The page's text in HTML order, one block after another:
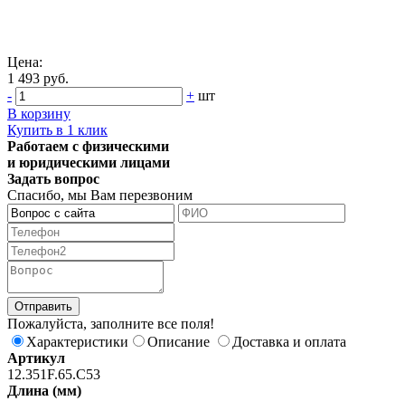
Цена:
1 493 руб.
-
+ шт
В корзину
Купить в 1 клик
Работаем с физическими
и юридическими лицами
Задать вопрос
Спасибо, мы Вам перезвоним
Пожалуйста, заполните все поля!
Характеристики
Описание
Доставка и оплата
Артикул
12.351F.65.С53
Длина (мм)